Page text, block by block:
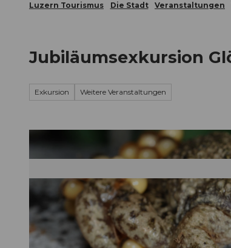
Luzern Tourismus Die Stadt Veranstaltungen
Jubiläumsexkursion
Exkursion Weitere Veranstaltungen